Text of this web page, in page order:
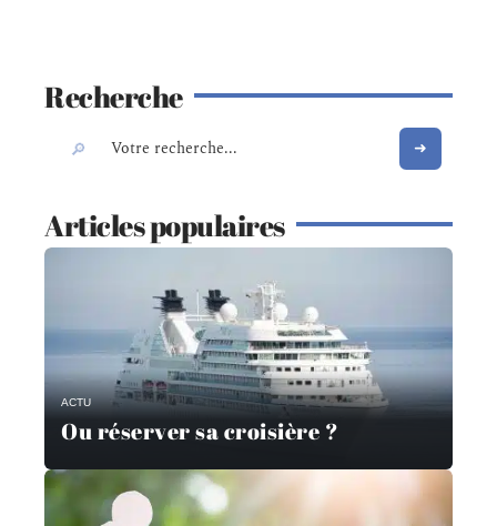
Recherche
Articles populaires
ACTU
Ou réserver sa croisière ?